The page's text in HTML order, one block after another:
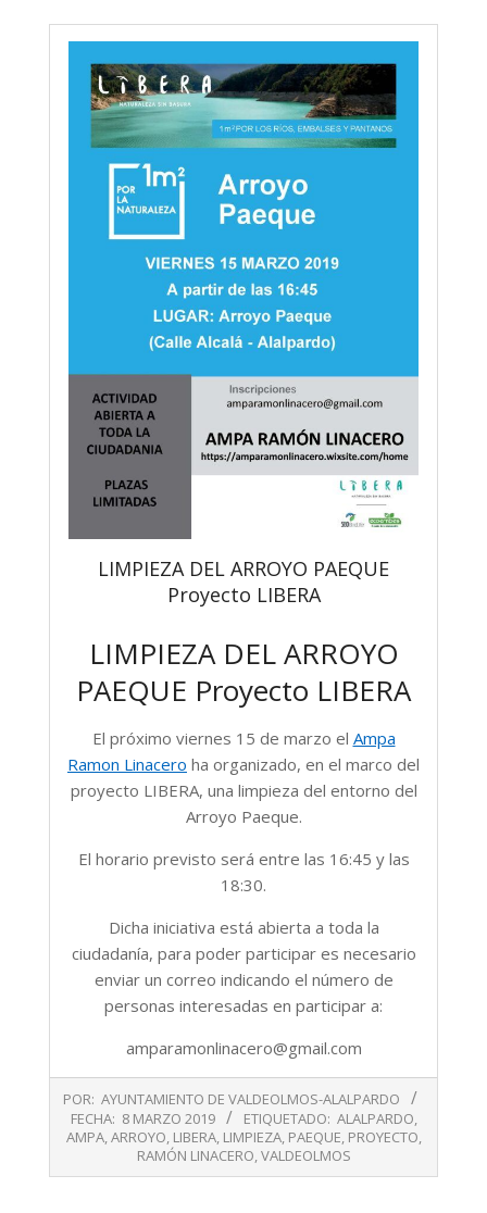
LIMPIEZA DEL ARROYO PAEQUE
Proyecto LIBERA
LIMPIEZA DEL ARROYO
PAEQUE Proyecto LIBERA
El próximo viernes 15 de marzo el Ampa
Ramon Linacero ha organizado, en el marco del
proyecto LIBERA, una limpieza del entorno del
Arroyo Paeque.
El horario previsto será entre las 16:45 y las
18:30.
Dicha iniciativa está abierta a toda la
ciudadanía, para poder participar es necesario
enviar un correo indicando el número de
personas interesadas en participar a:
amparamonlinacero@gmail.com
03-
08
POR: AYUNTAMIENTO DE VALDEOLMOS-ALALPARDO
FECHA: 8 MARZO 2019 ETIQUETADO: ALALPARDO
AMPA, ARROYO LIBERA, LIMPIEZA, PAEQUE PROYECTO
RAMÓN LINACERO VALDEOLMOS